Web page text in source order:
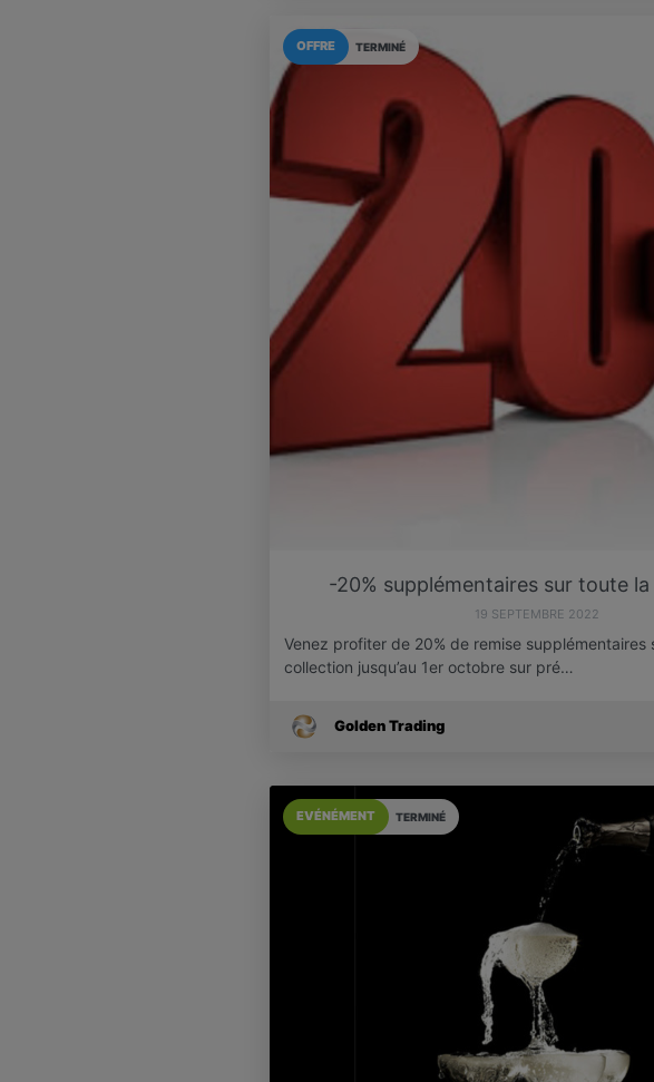
TERMINÉ
OFFRE
-20% supplémentaires sur toute
19 SEPTEMBRE 2022
Venez profiter de 20% de remise supplémentaires
collection jusqu’au 1er octobre sur pré…
Golden Trading
TERMINÉ
EVÉNÉMENT